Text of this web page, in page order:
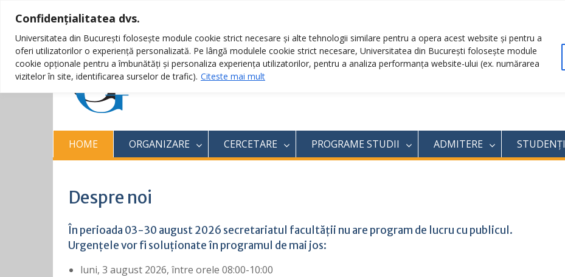
Confidențialitatea dvs.
Universitatea din București folosește module cookie strict necesare și alte tehnologii similare pentru a opera acest website și pentru a
oferi utilizatorilor o experiență personalizată. Pe lângă modulele cookie strict necesare, Universitatea din București folosește module
cookie opționale pentru a îmbunătăți și personaliza experiența utilizatorilor, pentru a analiza performanța website-ului (ex. numărarea
vizitelor în site, identificarea surselor de trafic). Citeste mai mult
Skip
to
content
Facultatea de Geologie și Geofizică
Universitatea din București
HOME ORGANIZARE CERCETARE PROGRAME STUDII ADMITERE STUDENȚI
Despre noi
În perioada 03-30 august 2026 secretariatul facultății nu are program de lucru cu publicul.
Urgențele vor fi soluționate în programul de mai jos:
luni, 3 august 2026, între orele 08:00-10:00